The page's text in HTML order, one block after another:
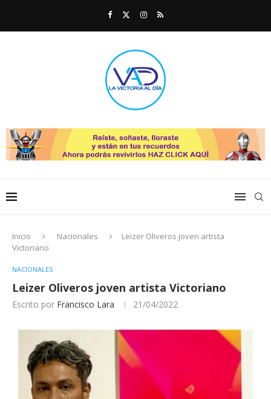
Inicio Nacionales
Leizer Oliveros joven artista
Victoriano
NACIONALES
Leizer Oliveros joven artista Victoriano
Escrito por Francisco Lara 21/04/2022